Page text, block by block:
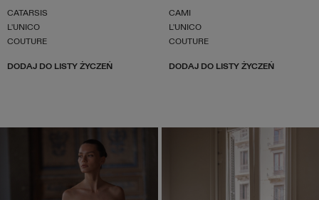
CATARSIS
L'UNICO
COUTURE
DODAJ DO LISTY ŻYCZEŃ
CAMI
L'UNICO
COUTURE
DODAJ DO LISTY ŻYCZEŃ